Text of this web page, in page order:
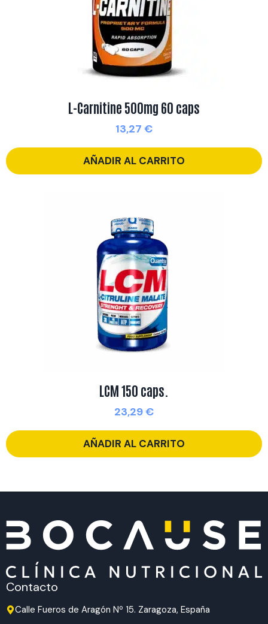
L-Carnitine 500mg 60 caps
13,27 €
AÑADIR AL CARRITO
LCM 150 caps.
23,29€
AÑADIR AL CARRITO
Contacto
Calle Fueros de Aragón Nº 15. Zaragoza, España